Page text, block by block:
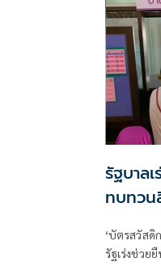
รัฐบาล
ทบทวน
แล้วกว่
‘บัตรสวัสดิ
รัฐเร่งช่ว